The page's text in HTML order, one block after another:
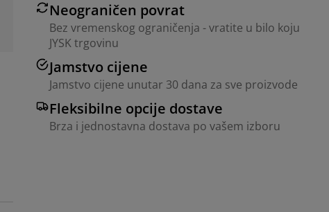
Neograničen povrat
Bez vremenskog ograničenja - vratite u bilo koju
JYSK trgovinu
Jamstvo cijene
Jamstvo cijene unutar 30 dana za sve proizvode
Fleksibilne opcije dostave
Brza i jednostavna dostava po vašem izboru